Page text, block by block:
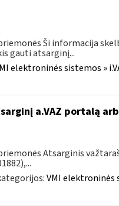
Ši informacija
gauti atsarginį...
elektroninės sistemos »
a.VAZ portalą
Atsarginis
VMI elektroninės